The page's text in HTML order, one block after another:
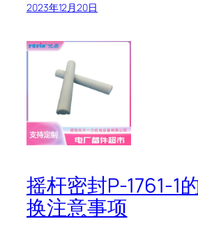
2023年12月20日
摇杆密封P-1761-1
换注意事项